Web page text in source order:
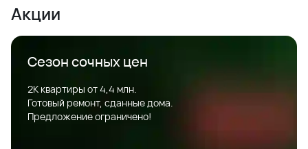
Акции
Сезон сочных цен
2К квартиры от 4,4 млн.
Готовый ремонт, сданные дома.
Предложение ограничено!